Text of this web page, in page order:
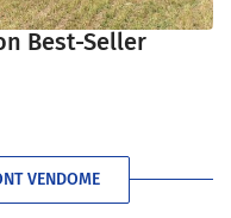
Best-Seller
VENDOME